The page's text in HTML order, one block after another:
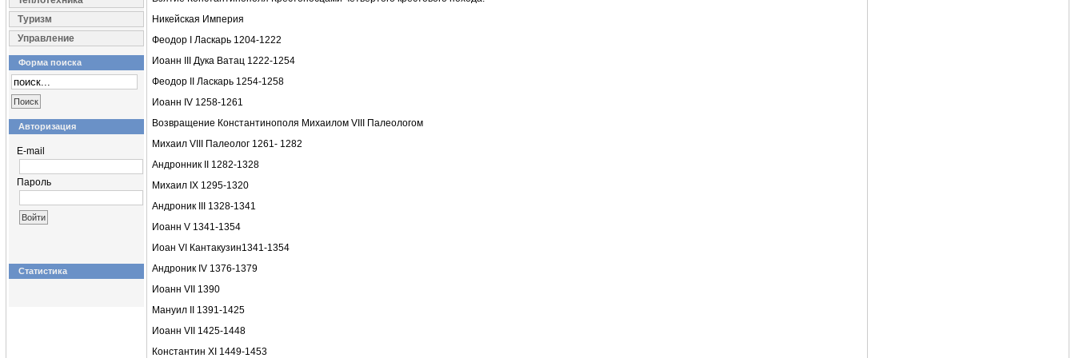
Туризм
Управление
Форма поиска
Авторизация
E-mail
Пароль
Статистика
Никейская Империя
Феодор I Ласкарь 1204-1222
Иоанн III Дука Ватац 1222-1254
Феодор II Ласкарь 1254-1258
Иоанн IV 1258-1261
Возвращение Константинополя Михаилом VIII Палеологом
Михаил VIII Палеолог 1261- 1282
Андронник II 1282-1328
Михаил IX 1295-1320
Андроник III 1328-1341
Иоанн V 1341-1354
Иоан VI Кантакузин1341-1354
Андроник IV 1376-1379
Иоанн VII 1390
Мануил II 1391-1425
Иоанн VII 1425-1448
Константин XI 1449-1453